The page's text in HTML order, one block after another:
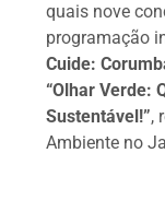
quais nove
programação
Cuide:
“Olhar Verde:
Sustentável!”,
Ambiente no